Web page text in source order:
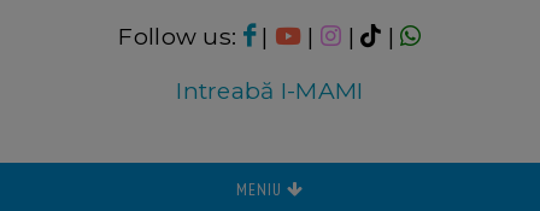
Follow us: | | |
|
Intreabă I-MAMI
MENIU